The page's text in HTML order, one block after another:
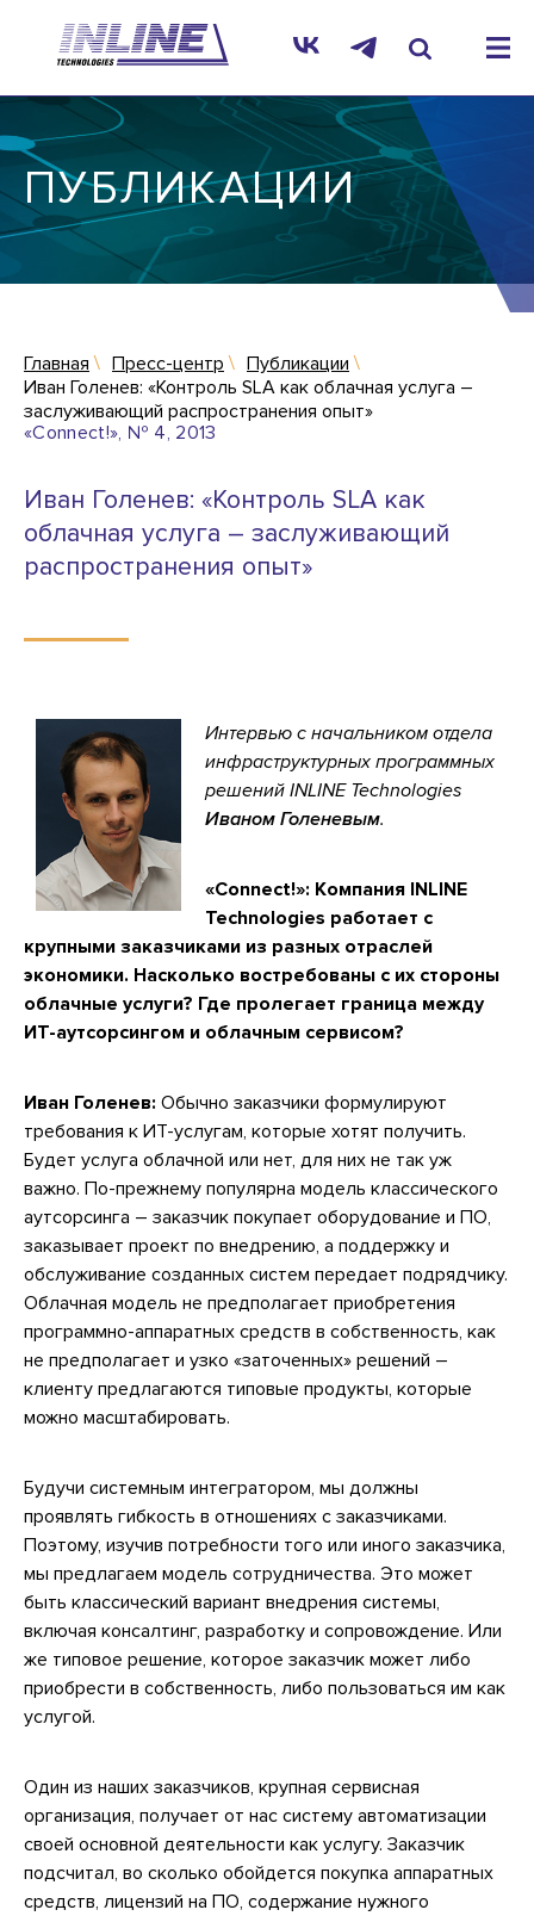
ПУБЛИКАЦИИ
Главная Пресс-центр
Публикации
Иван Голенев: «Контроль SLA как облачная услуга –
заслуживающий распространения опыт»
«Connect!», № 4, 2013
Иван Голенев: «Контроль SLA как
облачная услуга – заслуживающий
распространения опыт»
Интервью с начальником отдела
инфраструктурных программных
решений INLINE Technologies
Иваном Голеневым.
«Connect!»: Компания INLINE
Technologies работает с
крупными заказчиками из разных отраслей
экономики. Насколько востребованы с их стороны
облачные услуги? Где пролегает граница между
ИТ-аутсорсингом и облачным сервисом?
Иван Голенев: Обычно заказчики формулируют
требования к ИТ-услугам, которые хотят получить.
Будет услуга облачной или нет, для них не так уж
важно. По-прежнему популярна модель классического
аутсорсинга – заказчик покупает оборудование и ПО,
заказывает проект по внедрению, а поддержку и
обслуживание созданных систем передает подрядчику.
Облачная модель не предполагает приобретения
программно-аппаратных средств в собственность, как
не предполагает и узко «заточенных» решений –
клиенту предлагаются типовые продукты, которые
можно масштабировать.
Будучи системным интегратором, мы должны
проявлять гибкость в отношениях с заказчиками.
Поэтому, изучив потребности того или иного заказчика,
мы предлагаем модель сотрудничества. Это может
быть классический вариант внедрения системы,
включая консалтинг, разработку и сопровождение. Или
же типовое решение, которое заказчик может либо
приобрести в собственность, либо пользоваться им как
услугой.
Один из наших заказчиков, крупная сервисная
организация, получает от нас систему автоматизации
своей основной деятельности как услугу. Заказчик
подсчитал, во сколько обойдется покупка аппаратных
средств, лицензий на ПО, содержание нужного